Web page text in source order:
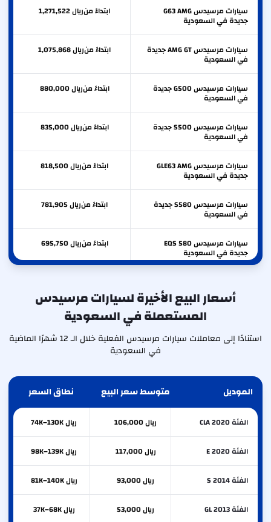
سيارات مرسيدس G63 AMG
جديدة في السعودية
ابتداءً من 1,271,522ريال
سيارات مرسيدس AMG GT جديدة
في السعودية
ابتداءً من 1,075,868ريال
سيارات مرسيدس G500 جديدة
في السعودية
ابتداءً من 880,000ريال
سيارات مرسيدس S500 جديدة
في السعودية
ابتداءً من 835,000ريال
سيارات مرسيدس GLE63 AMG
جديدة في السعودية
ابتداءً من 818,500ريال
سيارات مرسيدس S580 جديدة
في السعودية
ابتداءً من 781,905ريال
سيارات مرسيدس EQS 580
جديدة في السعودية
ابتداءً من 695,750ريال
جديدة في السعودية
سيارات مرسيدس GLE53 AMG ابتداءً من 600,000ريال
أسعار البيع الأخيرة لسيارات مرسيدس
المستعملة في السعودية
استنادًا إلى معاملات سيارات مرسيدس الفعلية خلال الـ 12 شهرًا الماضية
في السعودية
الموديل متوسط سعر البيع نطاق السعر
الفئة CLA 2020 ريال 106,000 ريال 74K–130K
الفئة E 2020 ريال 117,000 ريال 98K–139K
الفئة S 2014 ريال 93,000 ريال 81K–140K
الفئة GL 2013 ريال 53,000 ريال 37K–68K